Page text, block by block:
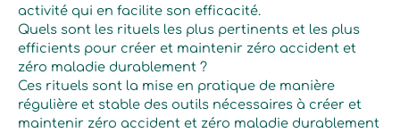
activité qui en facilite son efficacité.
Quels sont les rituels les plus pertinents et les plus
efficients pour créer et maintenir zéro accident et
zéro maladie durablement ?
Ces rituels sont la mise en pratique de manière
régulière et stable des outils nécessaires à créer et
maintenir zéro accident et zéro maladie durablement